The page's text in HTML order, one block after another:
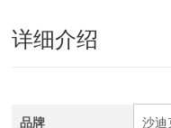
详细介绍
品牌 沙迪